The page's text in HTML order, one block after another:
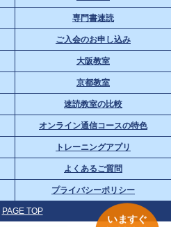
専門書速読
ご入会のお申し込み
大阪教室
京都教室
速読教室の比較
オンライン通信コースの特色
トレーニングアプリ
よくあるご質問
プライバシーポリシー
PAGE TOP
いますぐ